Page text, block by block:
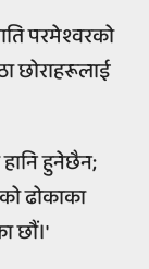
परमेश्वरको
छोराहरूलाई
हानि हुनेछैन;
ढोकाका
छौं।'